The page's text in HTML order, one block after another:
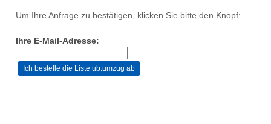
Um Ihre Anfrage zu bestätigen, klicken Sie bitte den Knopf:
Ihre E-Mail-Adresse: